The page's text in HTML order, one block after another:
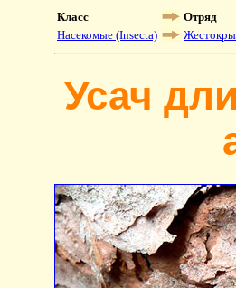
Класс Отряд
Насекомые (Insecta)
Усач